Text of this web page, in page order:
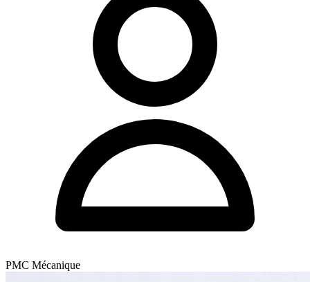
PMC Mécanique